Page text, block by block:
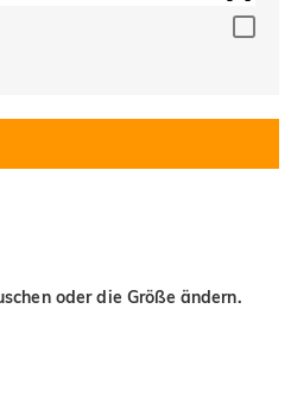
oder die Größe ändern.